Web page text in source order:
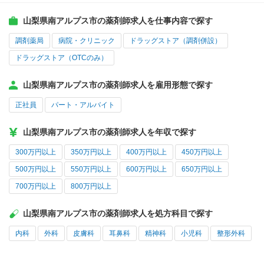
山梨県南アルプス市の薬剤師求人を仕事内容で探す
調剤薬局 病院・クリニック ドラッグストア（調剤併設）
ドラッグストア（OTCのみ）
山梨県南アルプス市の薬剤師求人を雇用形態で探す
正社員 パート・アルバイト
山梨県南アルプス市の薬剤師求人を年収で探す
300万円以上 350万円以上 400万円以上 450万円以上
500万円以上 550万円以上 600万円以上 650万円以上
700万円以上 800万円以上
山梨県南アルプス市の薬剤師求人を処方科目で探す
内科 外科 皮膚科 耳鼻科 精神科 小児科 整形外科